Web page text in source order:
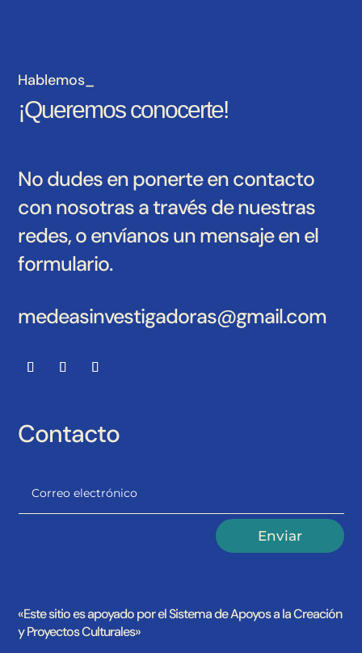
Hablemos_
¡Queremos conocerte!
No dudes en ponerte en contacto
con nosotras a través de nuestras
redes, o envíanos un mensaje en el
formulario.
medeasinvestigadoras@gmail.com
Contacto
Enviar
«Este sitio es apoyado por el Sistema de Apoyos a la Creación
y Proyectos Culturales»